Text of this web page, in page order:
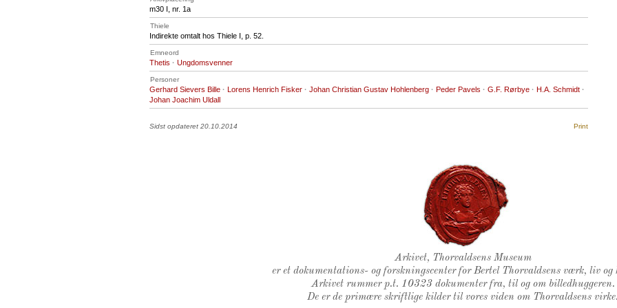
m30 I, nr. 1a
Thiele
Indirekte omtalt hos Thiele I, p. 52.
Emneord
Thetis · Ungdomsvenner
Personer
Gerhard Sievers Bille · Lorens Henrich Fisker · Johan Christian Gustav Hohlenberg · Peder Pavels · G.F. Rørbye · H.A. Schmidt ·
Johan Joachim Uldall
Sidst opdateret 20.10.2014 Print
Thorvaldsens Segl
Arkivet, Thorvaldsens Museum
er et dokumentations- og forskningscenter for Bertel Thorvaldsens værk, liv og
Arkivet rummer p.t. 10323 dokumenter fra, til og om billedhuggeren.
De er de primære skriftlige kilder til vores viden om Thorvaldsens virke.